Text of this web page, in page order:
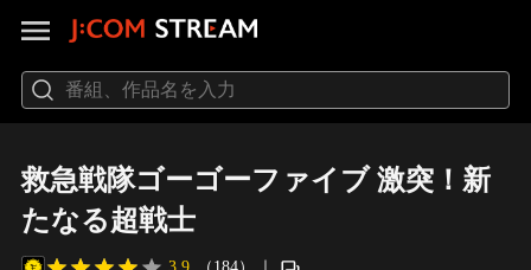
救急戦隊ゴーゴーファイブ 激突！新
たなる超戦士
3.9 （184） ｜